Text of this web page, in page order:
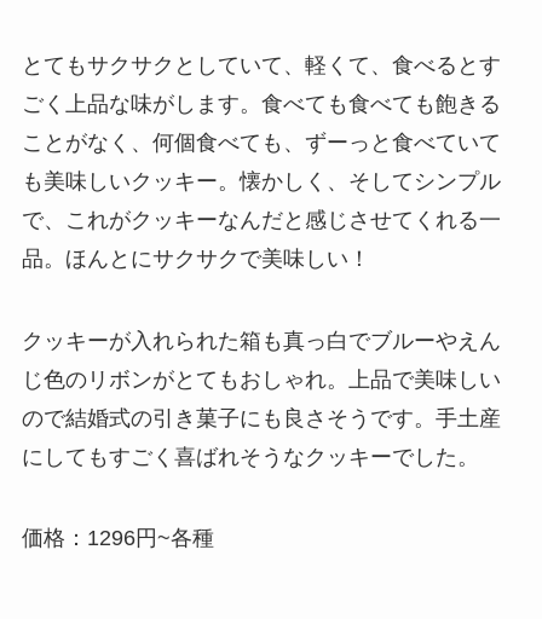
とてもサクサクとしていて、軽くて、食べるとす
ごく上品な味がします。食べても食べても飽きる
ことがなく、何個食べても、ずーっと食べていて
も美味しいクッキー。懐かしく、そしてシンプル
で、これがクッキーなんだと感じさせてくれる一
品。ほんとにサクサクで美味しい！
クッキーが入れられた箱も真っ白でブルーやえん
じ色のリボンがとてもおしゃれ。上品で美味しい
ので結婚式の引き菓子にも良さそうです。手土産
にしてもすごく喜ばれそうなクッキーでした。
価格：1296円~各種